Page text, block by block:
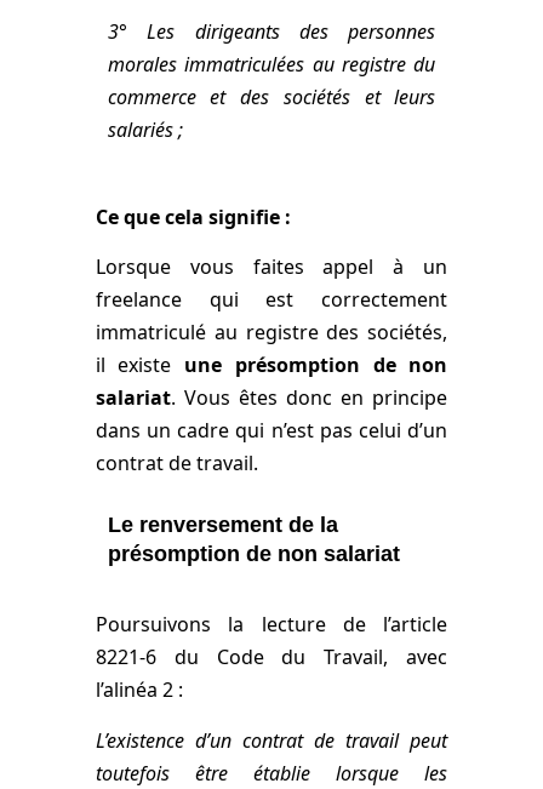
3° Les dirigeants des personnes
morales immatriculées au registre du
commerce et des sociétés et leurs
salariés ;
Ce que cela signifie :
Lorsque vous faites appel à un
freelance qui est correctement
immatriculé au registre des sociétés,
il existe une présomption de non
salariat. Vous êtes donc en principe
dans un cadre qui n’est pas celui d’un
contrat de travail.
Le renversement de la
présomption de non salariat
Poursuivons la lecture de l’article
8221-6 du Code du Travail, avec
l’alinéa 2 :
L’existence d’un contrat de travail peut
toutefois être établie lorsque les